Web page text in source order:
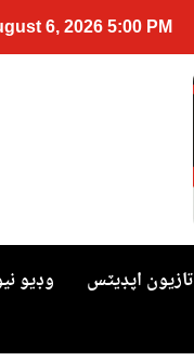
6, 2026 5:00 PM
وڊيو تازيون اپڊيٽس